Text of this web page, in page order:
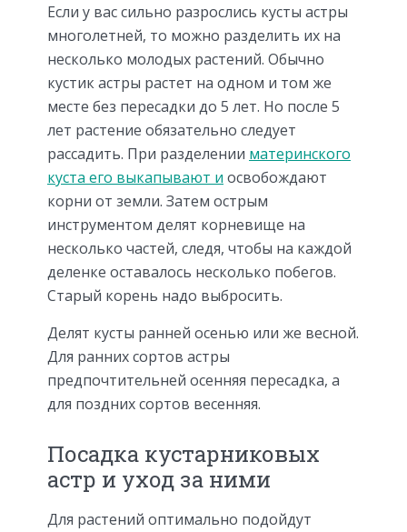
Если у вас сильно разрослись кусты астры
многолетней, то можно разделить их на
несколько молодых растений. Обычно
кустик астры растет на одном и том же
месте без пересадки до 5 лет. Но после 5
лет растение обязательно следует
рассадить. При разделении материнского
куста его выкапывают и освобождают
корни от земли. Затем острым
инструментом делят корневище на
несколько частей, следя, чтобы на каждой
деленке оставалось несколько побегов.
Старый корень надо выбросить.
Делят кусты ранней осенью или же весной.
Для ранних сортов астры
предпочтительней осенняя пересадка, а
для поздних сортов весенняя.
Посадка кустарниковых
астр и уход за ними
Для растений оптимально подойдут